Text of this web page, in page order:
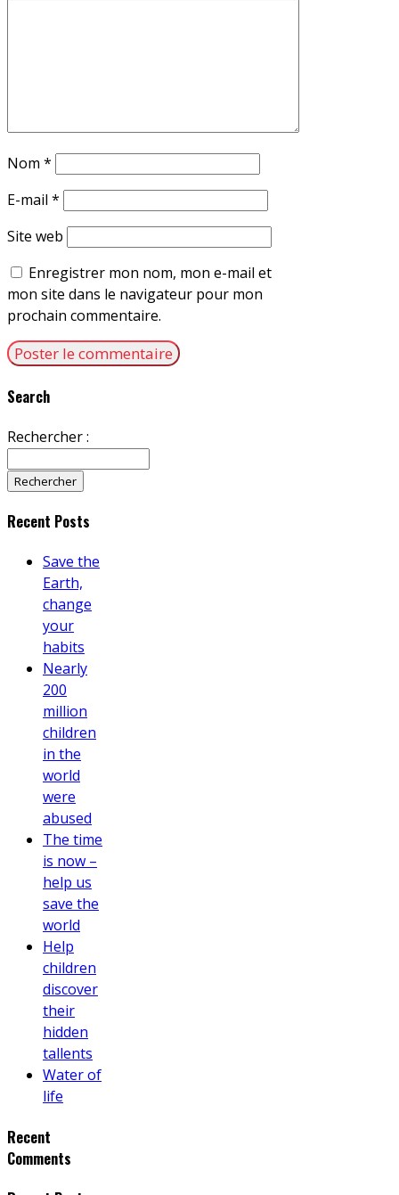
Nom *
E-mail *
Site web
Enregistrer mon nom, mon e-mail et
mon site dans le navigateur pour mon
prochain commentaire.
Search
Rechercher :
Recent Posts
Save the
Earth,
change
your
habits
Nearly
200
million
children
in the
world
were
abused
The time
is now –
help us
save the
world
Help
children
discover
their
hidden
tallents
Water of
life
Recent
Comments